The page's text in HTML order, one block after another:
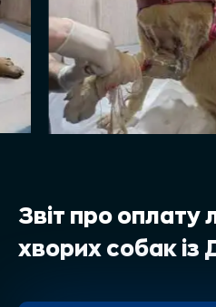
Звіт про оплату
хворих собак із